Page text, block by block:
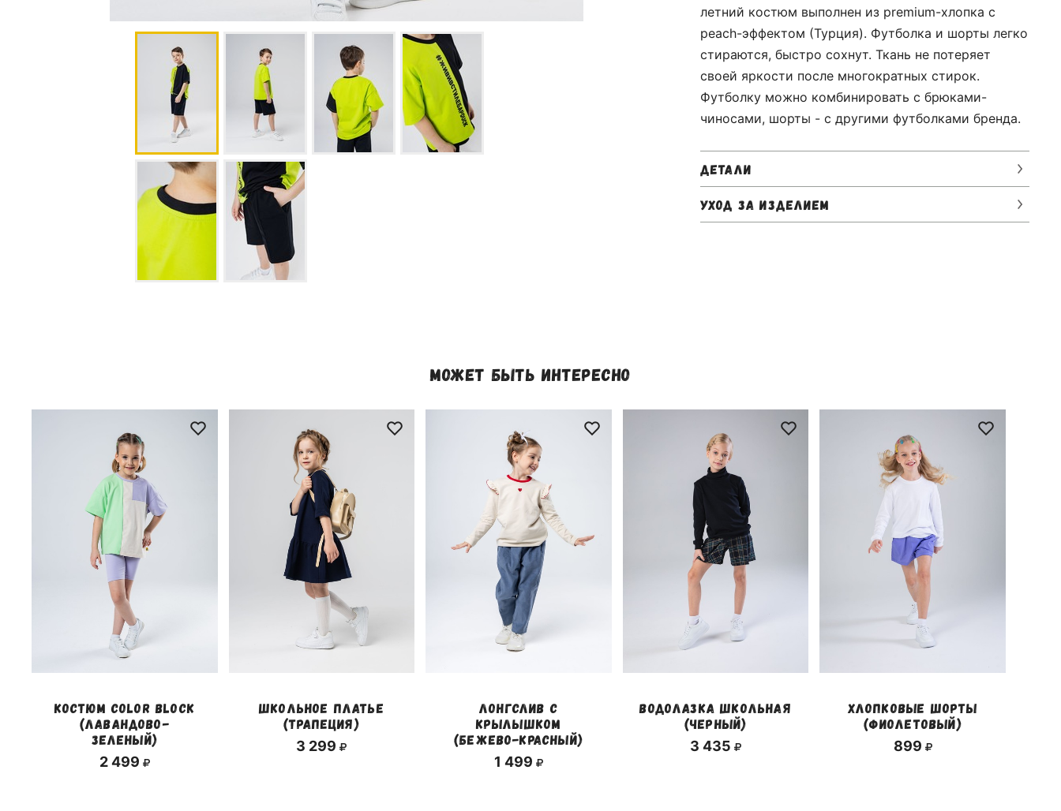
летний костюм выполнен из premium-хлопка c
peach-эффектом (Турция). Футболка и шорты легко
стираются, быстро сохнут. Ткань не потеряет
своей яркости после многократных стирок.
Футболку можно комбинировать с брюками-
чиносами, шорты - с другими футболками бренда.
ДЕТАЛИ
УХОД ЗА ИЗДЕЛИЕМ
МОЖЕТ БЫТЬ ИНТЕРЕСНО
КОСТЮМ COLOR BLOCK
(ЛАВАНДОВО-
ЗЕЛЕНЫЙ)
2 499
ШКОЛЬНОЕ ПЛАТЬЕ
(ТРАПЕЦИЯ)
3 299
ЛОНГСЛИВ С
КРЫЛЫШКОМ
(БЕЖЕВО-КРАСНЫЙ)
1 499
ВОДОЛАЗКА ШКОЛЬНАЯ
(ЧЕРНЫЙ)
3 435
ХЛОПКОВЫЕ ШОРТЫ
(ФИОЛЕТОВЫЙ)
899